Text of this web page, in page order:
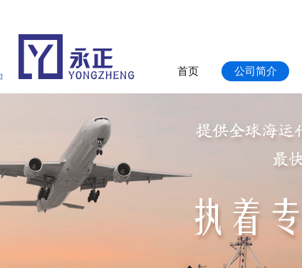
首页 公司简介